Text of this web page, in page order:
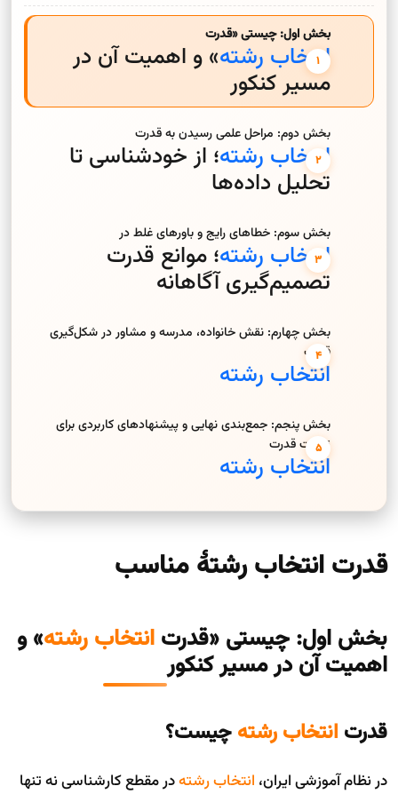
بخش اول: چیستی «قدرت
انتخاب رشته» و اهمیت آن در
مسیر کنکور
بخش دوم: مراحل علمی رسیدن به قدرت
انتخاب رشته؛ از خودشناسی تا
تحلیل داده‌ها
بخش سوم: خطاهای رایج و باورهای غلط در
انتخاب رشته؛ موانع قدرت
تصمیم‌گیری آگاهانه
بخش چهارم: نقش خانواده، مدرسه و مشاور در شکل‌گیری
قدرت
انتخاب رشته
بخش پنجم: جمع‌بندی نهایی و پیشنهادهای کاربردی برای
تقویت قدرت
انتخاب رشته
قدرت انتخاب رشتۀ مناسب
بخش اول: چیستی «قدرت انتخاب رشته» و
اهمیت آن در مسیر کنکور
قدرت انتخاب رشتهچیست؟
در نظام آموزشی ایران، انتخاب رشتهدر مقطع کارشناسی نه تنها